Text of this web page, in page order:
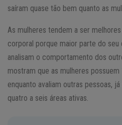
saíram quase tão bem quanto as
As mulheres tendem a ser
corporal porque maior parte do
analisam o comportamento dos
mostram que as mulheres
enquanto avaliam outras pessoas,
quatro a seis áreas ativas.